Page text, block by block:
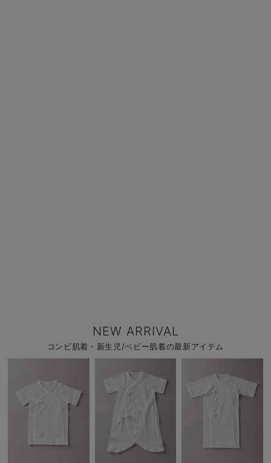
NEW ARRIVAL
コンビ肌着・新生児/ベビー肌着の最新アイテム